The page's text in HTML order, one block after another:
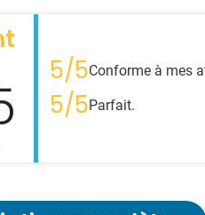
5/5Conforme à mes
5/5Parfait.